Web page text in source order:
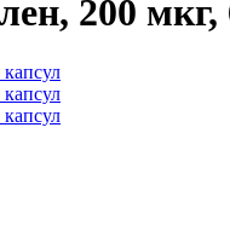
200 мкг,